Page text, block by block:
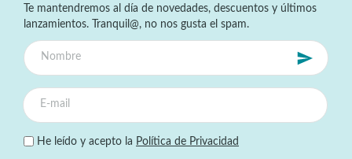
Te mantendremos al día de novedades, descuentos y últimos
lanzamientos. Tranquil@, no nos gusta el spam.
He leído y acepto la Política de Privacidad